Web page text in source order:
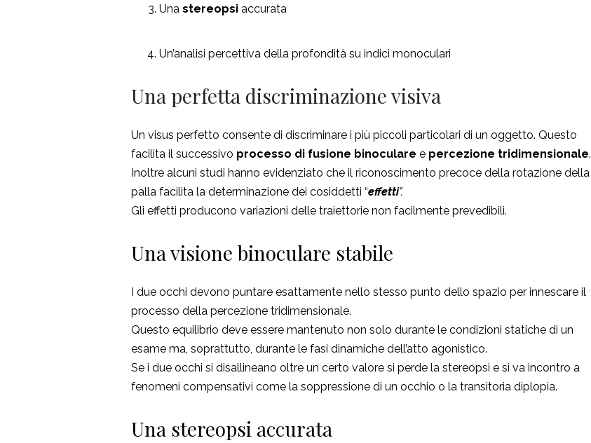
Una stereopsi accurata
Un’analisi percettiva della profondità su indici monoculari
Una perfetta discriminazione visiva
Un visus perfetto consente di discriminare i più piccoli particolari di un oggetto. Questo
facilita il successivo processo di fusione binoculare e percezione tridimensionale.
Inoltre alcuni studi hanno evidenziato che il riconoscimento precoce della rotazione della
palla facilita la determinazione dei cosiddetti “effetti”.
Gli effetti producono variazioni delle traiettorie non facilmente prevedibili.
Una visione binoculare stabile
I due occhi devono puntare esattamente nello stesso punto dello spazio per innescare il
processo della percezione tridimensionale.
Questo equilibrio deve essere mantenuto non solo durante le condizioni statiche di un
esame ma, soprattutto, durante le fasi dinamiche dell’atto agonistico.
Se i due occhi si disallineano oltre un certo valore si perde la stereopsi e si va incontro a
fenomeni compensativi come la soppressione di un occhio o la transitoria diplopia.
Una stereopsi accurata